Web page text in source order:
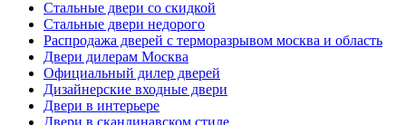
Стальные двери со скидкой
Стальные двери недорого
Распродажа дверей с терморазрывом москва и область
Двери дилерам Москва
Официальный дилер дверей
Дизайнерские входные двери
Двери в интерьере
Двери в скандинавском стиле